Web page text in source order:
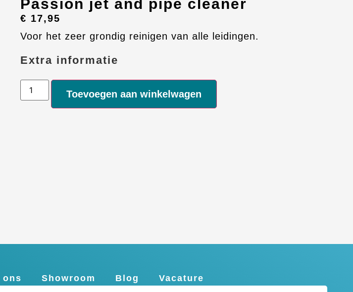
Passion jet and pipe cleaner
€ 17,95
Voor het zeer grondig reinigen van alle leidingen.
Extra informatie
Toevoegen aan winkelwagen
ons Showroom Blog Vacature